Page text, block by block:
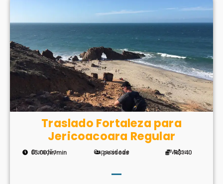
Traslado Fortaleza para
Jericoacoara Regular
05:00 hr/min
Duração pessoas
Capacidade R$140
Valor